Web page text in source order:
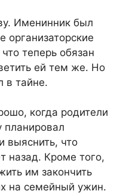
Именинник был
организаторские
теперь обязан
ей тем же. Но
в тайне.​
когда родители
планировал
выяснить, что
назад. Кроме того,
им закончить
на семейный ужин.​